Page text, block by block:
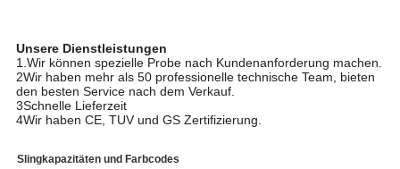
Unsere Dienstleistungen
1.Wir können spezielle Probe nach Kundenanforderung machen.
2Wir haben mehr als 50 professionelle technische Team, bieten
den besten Service nach dem Verkauf.
3Schnelle Lieferzeit
4Wir haben CE, TUV und GS Zertifizierung.
Slingkapazitäten und Farbcodes